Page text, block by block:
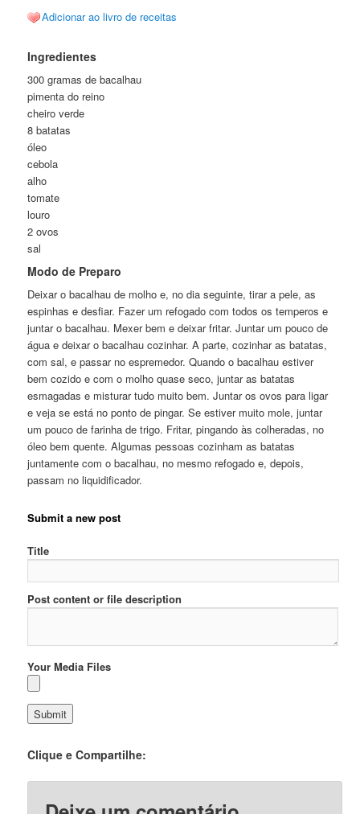
Adicionar ao livro de receitas
Ingredientes
300 gramas de bacalhau
pimenta do reino
cheiro verde
8 batatas
óleo
cebola
alho
tomate
louro
2 ovos
sal
Modo de Preparo
Deixar o bacalhau de molho e, no dia seguinte, tirar a pele, as
espinhas e desfiar. Fazer um refogado com todos os temperos e
juntar o bacalhau. Mexer bem e deixar fritar. Juntar um pouco de
água e deixar o bacalhau cozinhar. A parte, cozinhar as batatas,
com sal, e passar no espremedor. Quando o bacalhau estiver
bem cozido e com o molho quase seco, juntar as batatas
esmagadas e misturar tudo muito bem. Juntar os ovos para ligar
e veja se está no ponto de pingar. Se estiver muito mole, juntar
um pouco de farinha de trigo. Fritar, pingando às colheradas, no
óleo bem quente. Algumas pessoas cozinham as batatas
juntamente com o bacalhau, no mesmo refogado e, depois,
passam no liquidificador.
Submit a new post
Title
Post content or file description
Your Media Files
Clique e Compartilhe: